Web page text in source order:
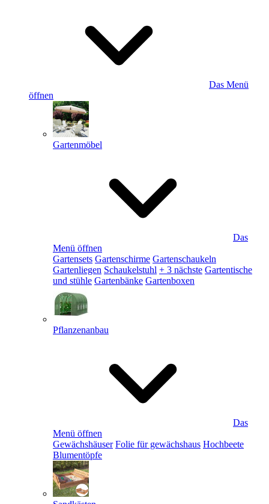
Das Menü
öffnen
Gartenmöbel
Das
Menü öffnen
Gartensets Gartenschirme Gartenschaukeln
Gartenliegen Schaukelstuhl + 3 nächste Gartentische
und stühle Gartenbänke Gartenboxen
Pflanzenanbau
Das
Menü öffnen
Gewächshäuser Folie für gewächshaus Hochbeete
Blumentöpfe